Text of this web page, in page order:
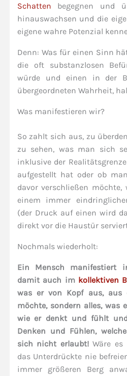
Schatten begegnen und
hinauswachsen und die
eigene wahre Potenzial
Denn: Was für einen Sinn
die oft substanzlosen
würde und einen in der
übergeordneten Wahrheit,
Was manifestieren wir?
So zahlt sich aus, zu
zu sehen, was man sich
inklusive der
aufgestellt hat oder ob
davor verschließen möchte,
einem immer
(der Druck auf einen wird
direkt vor die Haustür
Nochmals wiederholt:
Ein Mensch manifestiert
damit auch im kollektiven
was er von Kopf aus, aus
möchte, sondern alles,
wie er denkt und fühlt
Denken und Fühlen,
sich nicht erlaubt!Wäre es
das Unterdrückte nie
immer größeren Berg